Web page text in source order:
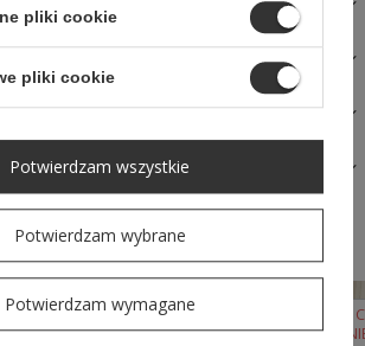
NASZ
BESTSELLER
pliki cookie
pliki cookie
Potwierdzam wybrane
Potwierdzam wymagane
Potwierdzam wszystkie